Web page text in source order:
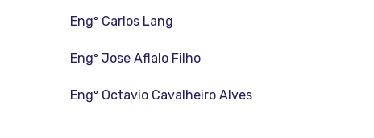
Engº Carlos Lang
Engº Jose Aflalo Filho
Engº Octavio Cavalheiro Alves